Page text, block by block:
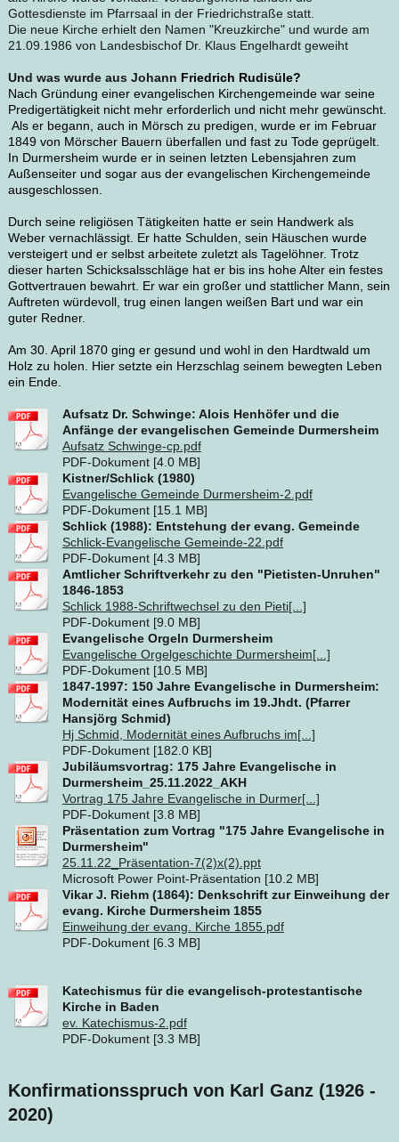
Gottesdienste im Pfarrsaal in der Friedrichstraße statt.
Die neue Kirche erhielt den Namen "Kreuzkirche" und wurde am
21.09.1986 von Landesbischof Dr. Klaus Engelhardt geweiht
Und was wurde aus Johann Friedrich Rudisüle?
Nach Gründung einer evangelischen Kirchengemeinde war seine
Predigertätigkeit nicht mehr erforderlich und nicht mehr gewünscht.
Als er begann, auch in Mörsch zu predigen, wurde er im Februar
1849 von Mörscher Bauern überfallen und fast zu Tode geprügelt.
In Durmersheim wurde er in seinen letzten Lebensjahren zum
Außenseiter und sogar aus der evangelischen Kirchengemeinde
ausgeschlossen.
Durch seine religiösen Tätigkeiten hatte er sein Handwerk als
Weber vernachlässigt. Er hatte Schulden, sein Häuschen wurde
versteigert und er selbst arbeitete zuletzt als Tagelöhner. Trotz
dieser harten Schicksalsschläge hat er bis ins hohe Alter ein festes
Gottvertrauen bewahrt. Er war ein großer und stattlicher Mann, sein
Auftreten würdevoll, trug einen langen weißen Bart und war ein
guter Redner.
Am 30. April 1870 ging er gesund und wohl in den Hardtwald um
Holz zu holen. Hier setzte ein Herzschlag seinem bewegten Leben
ein Ende.
Aufsatz Dr. Schwinge: Alois Henhöfer und die
Anfänge der evangelischen Gemeinde Durmersheim
Aufsatz Schwinge-cp.pdf
PDF-Dokument [4.0 MB]
Kistner/Schlick (1980)
Evangelische Gemeinde Durmersheim-2.pdf
PDF-Dokument [15.1 MB]
Schlick (1988): Entstehung der evang. Gemeinde
Schlick-Evangelische Gemeinde-22.pdf
PDF-Dokument [4.3 MB]
Amtlicher Schriftverkehr zu den "Pietisten-Unruhen"
1846-1853
Schlick 1988-Schriftwechsel zu den Pieti[...]
PDF-Dokument [9.0 MB]
Evangelische Orgeln Durmersheim
Evangelische Orgelgeschichte Durmersheim[...]
PDF-Dokument [10.5 MB]
1847-1997: 150 Jahre Evangelische in Durmersheim:
Modernität eines Aufbruchs im 19.Jhdt. (Pfarrer
Hansjörg Schmid)
Hj Schmid, Modernität eines Aufbruchs im[...]
PDF-Dokument [182.0 KB]
Jubiläumsvortrag: 175 Jahre Evangelische in
Durmersheim_25.11.2022_AKH
Vortrag 175 Jahre Evangelische in Durmer[...]
PDF-Dokument [3.8 MB]
Präsentation zum Vortrag "175 Jahre Evangelische in
Durmersheim"
25.11.22_Präsentation-7(2)x(2).ppt
Microsoft Power Point-Präsentation [10.2 MB]
Vikar J. Riehm (1864): Denkschrift zur Einweihung der
evang. Kirche Durmersheim 1855
Einweihung der evang. Kirche 1855.pdf
PDF-Dokument [6.3 MB]
Katechismus für die evangelisch-protestantische
Kirche in Baden
ev. Katechismus-2.pdf
PDF-Dokument [3.3 MB]
Konfirmationsspruch von Karl Ganz (1926 -
2020)